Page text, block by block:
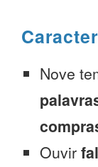
Nove
Ouvir